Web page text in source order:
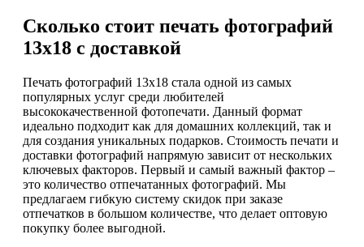
Сколько стоит печать фотографий
13х18 с доставкой
Печать фотографий 13х18 стала одной из самых
популярных услуг среди любителей
высококачественной фотопечати. Данный формат
идеально подходит как для домашних коллекций, так и
для создания уникальных подарков. Стоимость печати и
доставки фотографий напрямую зависит от нескольких
ключевых факторов. Первый и самый важный фактор –
это количество отпечатанных фотографий. Мы
предлагаем гибкую систему скидок при заказе
отпечатков в большом количестве, что делает оптовую
покупку более выгодной.